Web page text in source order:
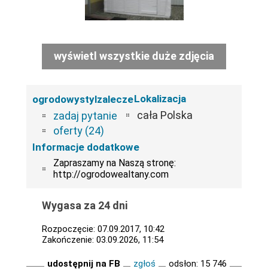
wyświetl wszystkie duże zdjęcia
ogrodowystylzalecze
zadaj pytanie
oferty (24)
Lokalizacja
cała Polska
Informacje dodatkowe
Zapraszamy na Naszą stronę:
http://ogrodowealtany.com
Wygasa za 24 dni
Rozpoczęcie: 07.09.2017, 10:42
Zakończenie: 03.09.2026, 11:54
udostępnij na FB zgłoś odsłon: 15 746